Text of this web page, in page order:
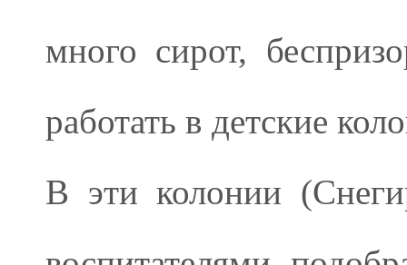
много сирот,
работать в детские
В эти колонии